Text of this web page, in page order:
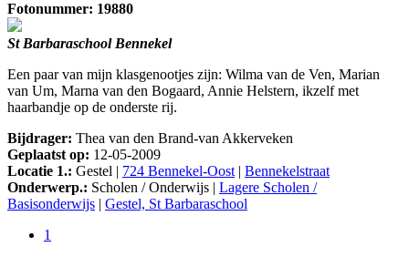
Fotonummer: 19880
St Barbaraschool Bennekel
Een paar van mijn klasgenootjes zijn: Wilma van de Ven, Marian
van Um, Marna van den Bogaard, Annie Helstern, ikzelf met
haarbandje op de onderste rij.
Bijdrager: Thea van den Brand-van Akkerveken
Geplaatst op: 12-05-2009
Locatie 1.: Gestel | 724 Bennekel-Oost | Bennekelstraat
Onderwerp.: Scholen / Onderwijs | Lagere Scholen /
Basisonderwijs | Gestel, St Barbaraschool
1